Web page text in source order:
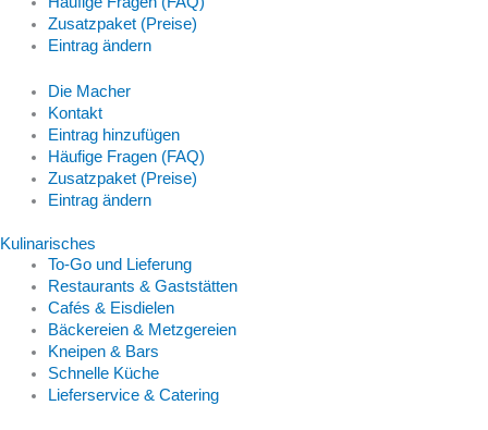
Zusatzpaket (Preise)
Eintrag ändern
Die Macher
Kontakt
Eintrag hinzufügen
Häufige Fragen (FAQ)
Zusatzpaket (Preise)
Eintrag ändern
Kulinarisches
To-Go und Lieferung
Restaurants & Gaststätten
Cafés & Eisdielen
Bäckereien & Metzgereien
Kneipen & Bars
Schnelle Küche
Lieferservice & Catering